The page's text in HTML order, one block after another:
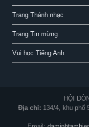
Trang Thánh nhạc
Trang Tin mừng
Vui học Tiếng Anh
HỘI
Địa chỉ: 134/4, khu phố